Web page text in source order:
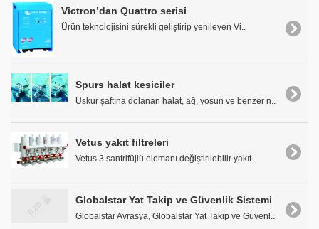
Victron’dan Quattro serisi
Ürün teknolojisini sürekli geliştirip yenileyen Vi..
Spurs halat kesiciler
Uskur şaftına dolanan halat, ağ, yosun ve benzer n..
Vetus yakıt filtreleri
Vetus 3 santrifüjlü elemanı değiştirilebilir yakıt..
Globalstar Yat Takip ve Güvenlik Sistemi
Globalstar Avrasya, Globalstar Yat Takip ve Güvenl..